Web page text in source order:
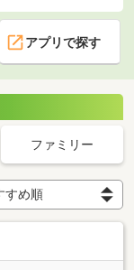
アプリで探す
ファミリー